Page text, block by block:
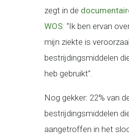
zegt in de
WOS: “Ik ben ervan
mijn ziekte is
bestrijdingsmiddelen
heb gebruikt”.
Nog gekker: 22% van
bestrijdingsmiddelen
aangetroffen in het